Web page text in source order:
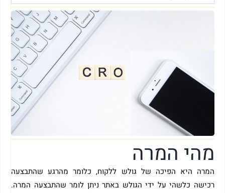
מהי המרה
המרה היא הפיכה של גולש ללקוח, כלומר מהרגע שהתבצעה
רכישה כלשהי על ידי הגולש באתר ניתן לומר שהתבצעה המרה.